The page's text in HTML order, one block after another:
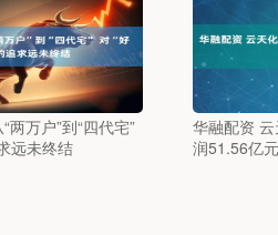
两万户”到“四代宅”
远未终结
华融配资
润51.56亿